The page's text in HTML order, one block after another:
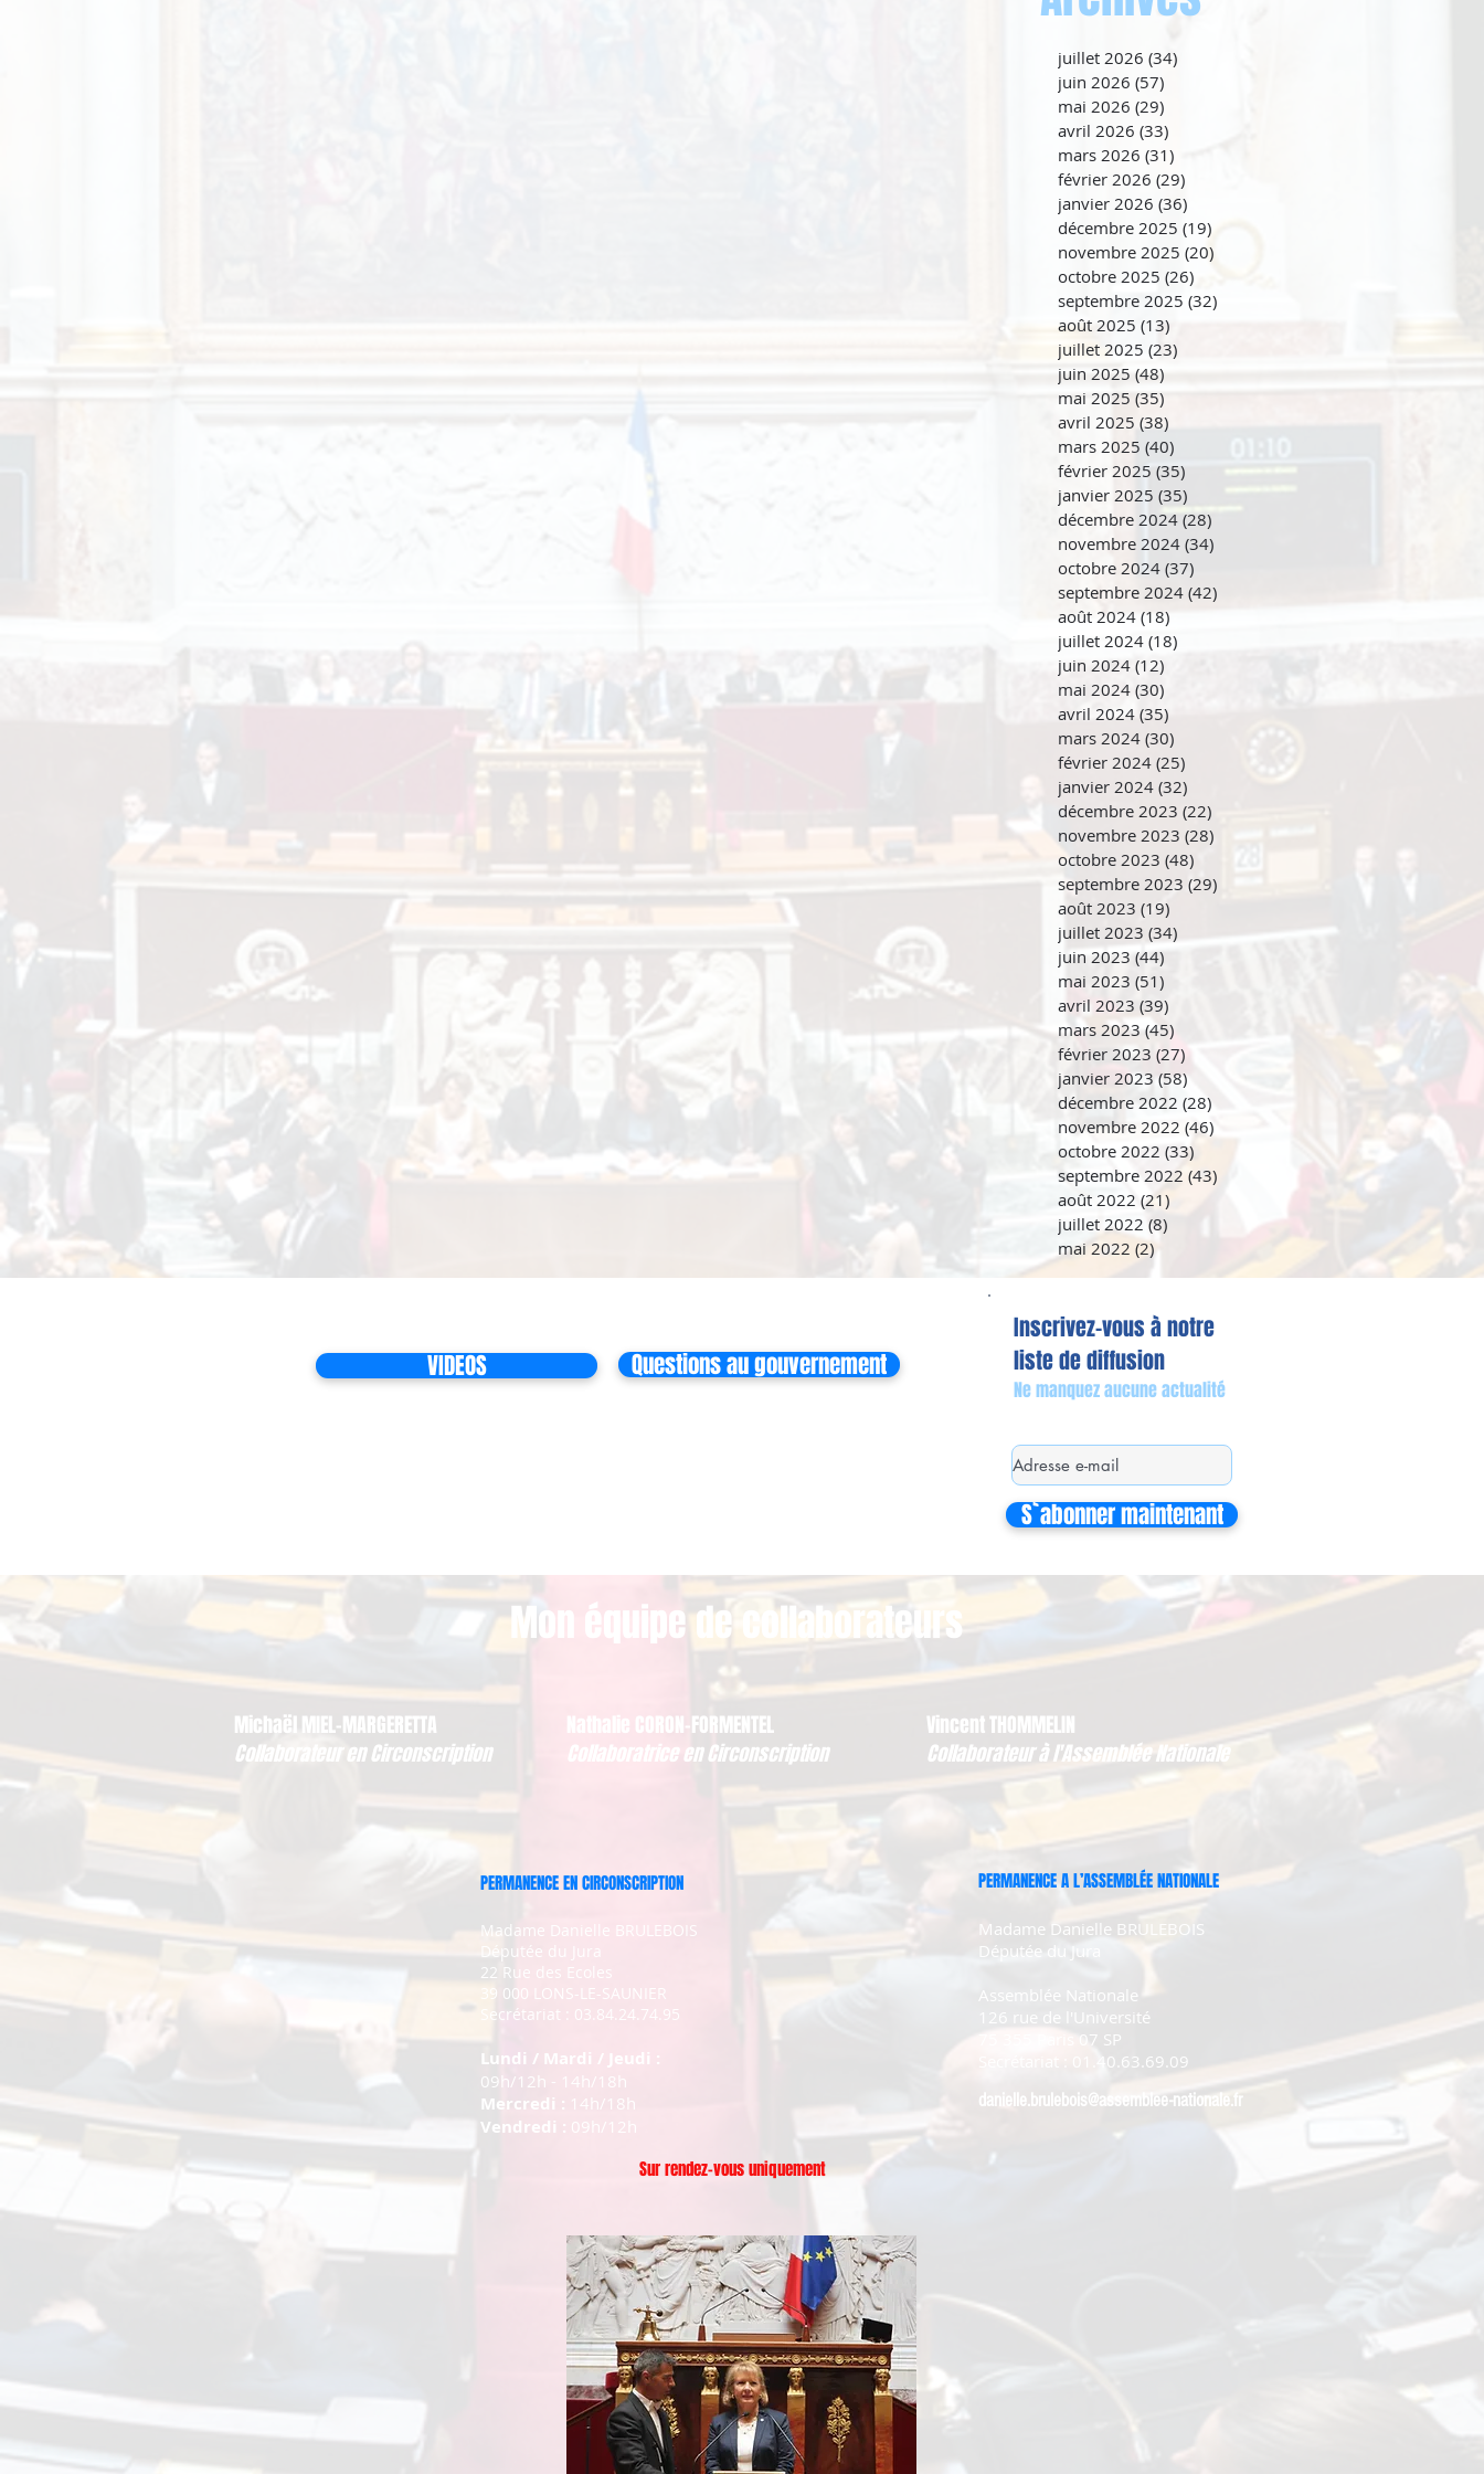
juillet 2026 (34)
juin 2026 (57)
mai 2026 (29)
avril 2026 (33)
mars 2026 (31)
février 2026 (29)
janvier 2026 (36)
décembre 2025 (19)
novembre 2025 (20)
octobre 2025 (26)
septembre 2025 (32)
août 2025 (13)
juillet 2025 (23)
juin 2025 (48)
mai 2025 (35)
avril 2025 (38)
mars 2025 (40)
février 2025 (35) 35 posts
janvier 2025 (35) 35 posts
décembre 2024 (28)
novembre 2024 (34)
octobre 2024 (37)
septembre 2024 (42)
août 2024 (18)
juillet 2024 (18)
juin 2024 (12)
mai 2024 (30)
avril 2024 (35)
mars 2024 (30)
février 2024 (25)
janvier 2024 (32)
décembre 2023 (22)
novembre 2023 (28)
octobre 2023 (48)
septembre 2023 (29)
août 2023 (19)
juillet 2023 (34) 34 posts
juin 2023 (44)
mai 2023 (51)
avril 2023 (39)
mars 2023 (45)
février 2023 (27)
janvier 2023 (58)58 posts
décembre 2022 (28)
novembre 2022 (46)
octobre 2022 (33)
septembre 2022 (43)
août 2022 (21)
juillet 2022 (8)
mai 2022 (2)2 posts
VIDEOS Questions au gouvernement
Inscrivez-vous à notre
liste de diffusion
Ne manquez aucune actualité
S`abonner maintenant
Mon équipe de collaborateurs
Michaël MIEL-MARGERETTA
Collaborateur en Circonscription
Vincent THOMMELIN
Collaborateur à l'Assemblée Nationale
Nathalie CORON-FORMENTEL
Collaboratrice en Circonscription
PERMANENCE EN CIRCONSCRIPTION
Madame Danielle BRULEBOIS
Députée du Jura
22 Rue des Ecoles
39 000 LONS-LE-SAUNIER
Secrétariat : 03.84.24.74.95
Lundi / Mardi / Jeudi :
09h/12h - 14h/18h
Mercredi : 14h/18h
Vendredi : 09h/12h
PERMANENCE A L’ASSEMBLÉE NATIONALE
Madame Danielle BRULEBOIS
Députée du Jura
Assemblée Nationale
126 rue de l'Université
75 355 Paris 07 SP
Secrétariat : 01.40.63.69.09
danielle.brulebois@assemblee-nationale.fr
Sur rendez-vous uniquement